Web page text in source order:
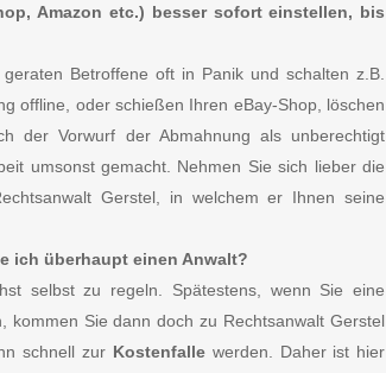
Amazon etc.) besser sofort einstellen, bis
Betroffene oft in Panik und schalten z.B.
offline, oder schießen Ihren eBay-Shop, löschen
der Vorwurf der Abmahnung als unberechtigt
umsonst gemacht. Nehmen Sie sich lieber die
Gerstel, in welchem er Ihnen seine
ich überhaupt einen Anwalt?
selbst zu regeln. Spätestens, wenn Sie eine
kommen Sie dann doch zu Rechtsanwalt Gerstel
schnell zur Kostenfallewerden. Daher ist hier